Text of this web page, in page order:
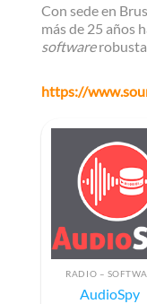
Con sede en
más de 25 años
software
https://
AudioSpy